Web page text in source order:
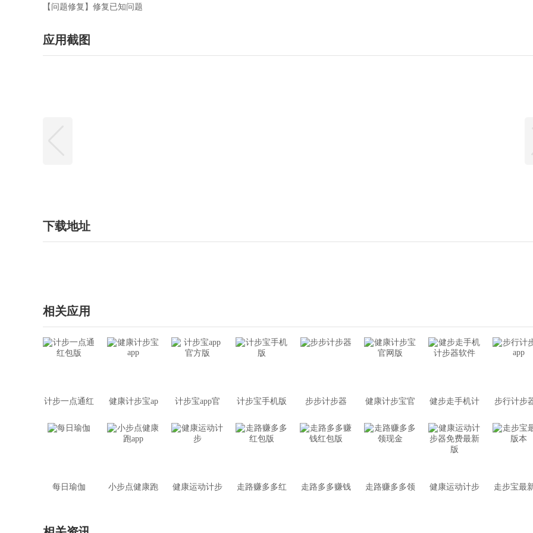
【问题修复】修复已知问题
应用截图
下载地址
相关应用
计步一点通红 健康计步宝ap 计步宝app官 计步宝手机版 步步计步器 健康计步宝官 健步走手机计 步行计步
每日瑜伽 小步点健康跑 健康运动计步 走路赚多多红 走路多多赚钱 走路赚多多领 健康运动计步 走步宝最